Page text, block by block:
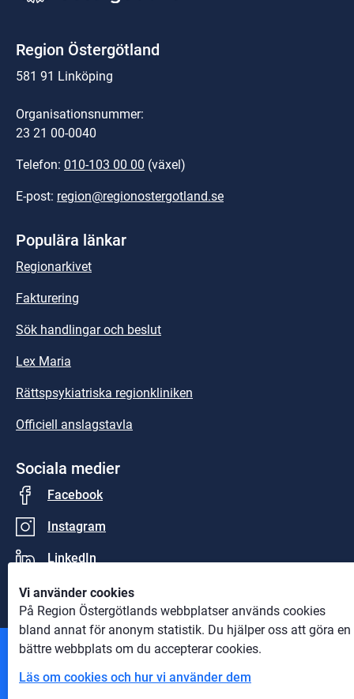
Vi använder cookies
På Region Östergötlands webbplatser används cookies
bland annat för anonym statistik. Du hjälper oss att göra en
bättre webbplats om du accepterar cookies.
Läs om cookies och hur vi använder dem
Region Östergötland
581 91 Linköping
Organisationsnummer:
23 21 00-0040
Telefon: 010-103 00 00 (växel)
E-post: region@regionostergotland.se
Populära länkar
Regionarkivet
Fakturering
Sök handlingar och beslut
Lex Maria
Rättspsykiatriska regionkliniken
Officiell anslagstavla
Sociala medier
Facebook
Instagram
LinkedIn